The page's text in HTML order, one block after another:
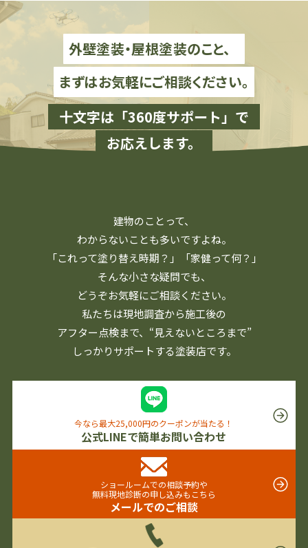
外壁塗装・屋根塗装のこと、
まずはお気軽にご相談ください。
十文字は「360度サポート」で
お応えします。
建物のことって、
わからないことも多いですよね。
「これって塗り替え時期？」「家健って何？」
そんな小さな疑問でも、
どうぞお気軽にご相談ください。
私たちは現地調査から施工後の
アフター点検まで、 “見えないところまで”
しっかりサポートする塗装店です。
今なら最大25,000円のクーポンが当たる！
公式LINEで簡単お問い合わせ
ショールームでの相談予約や
無料現地診断の申し込みもこちら
メールでのご相談